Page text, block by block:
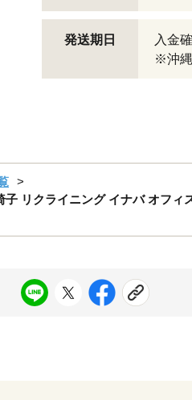
発送期日
入金
※沖縄
リクライニング イナバ オフィ